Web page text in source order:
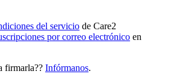
del servicio de Care2
por correo electrónico en
firmarla?? Infórmanos.